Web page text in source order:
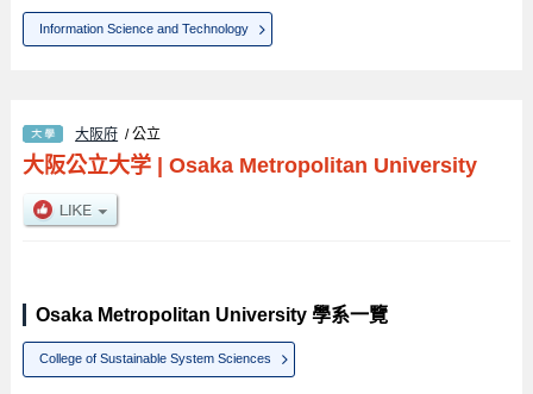
Information Science and Technology
大阪府 / 公立
大阪公立大学| Osaka Metropolitan University
Osaka Metropolitan University 學系一覽
College of Sustainable System Sciences